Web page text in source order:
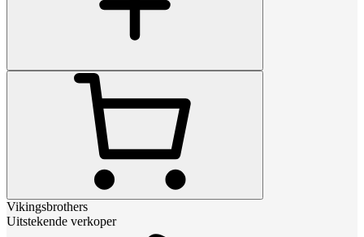
Vikingsbrothers
Uitstekende verkoper